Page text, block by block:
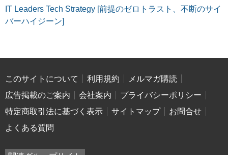
IT Leaders Tech Strategy [前提のゼロトラスト、不断のサイ
バーハイジーン]
このサイトについて 利用規約
メルマガ購読
広告掲載のご案内
会社案内
プライバシーポリシー
特定商取引法に基づく表示
サイトマップ
お問合せ
よくある質問